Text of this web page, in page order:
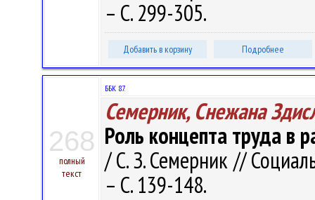
– С. 299-305.
Добавить в корзину Подробнее
268
полный
текст
ББК 87.
Семерник, Снежана
Роль концепта труда в
/ С. З. Семерник //
– С. 139-148.